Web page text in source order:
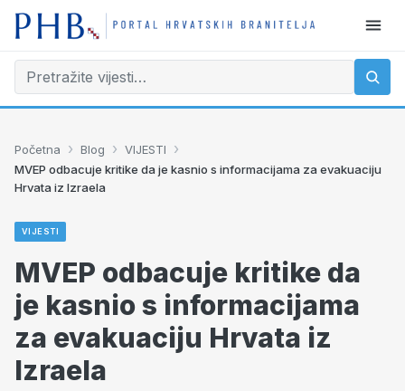
Početna › Blog › VIJESTI ›
MVEP odbacuje kritike da je kasnio s informacijama za evakuaciju
Hrvata iz Izraela
VIJESTI
MVEP odbacuje kritike da
je kasnio s informacijama
za evakuaciju Hrvata iz
Izraela